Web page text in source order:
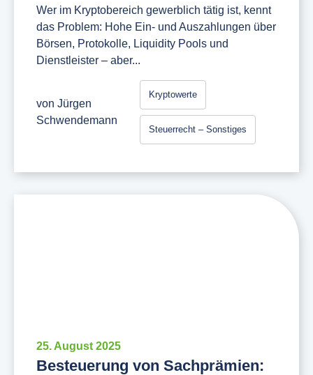
Wer im Kryptobereich gewerblich tätig ist, kennt
das Problem: Hohe Ein- und Auszahlungen über
Börsen, Protokolle, Liquidity Pools und
Dienstleister – aber...
von Jürgen
Schwendemann
Kryptowerte
Steuerrecht – Sonstiges
25. August 2025
Besteuerung von Sachprämien: